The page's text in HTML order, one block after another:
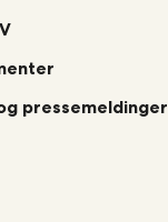
pressemeldinger